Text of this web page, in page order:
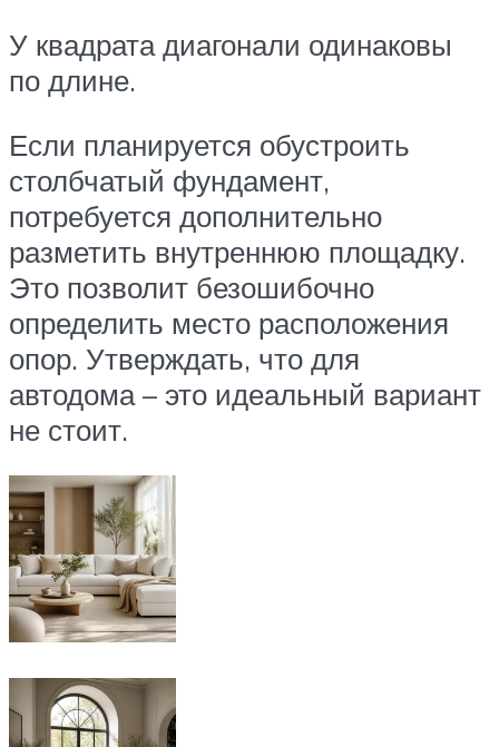
У квадрата диагонали одинаковы
по длине.
Если планируется обустроить
столбчатый фундамент,
потребуется дополнительно
разметить внутреннюю площадку.
Это позволит безошибочно
определить место расположения
опор. Утверждать, что для
автодома – это идеальный вариант
не стоит.